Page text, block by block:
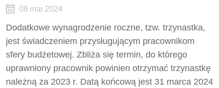
08 mar 2024
Dodatkowe wynagrodzenie roczne, tzw. trzynastka,
jest świadczeniem przysługującym pracownikom
sfery budżetowej. Zbliża się termin, do którego
uprawniony pracownik powinien otrzymać trzynastkę
należną za 2023 r. Datą końcową jest 31 marca 2024